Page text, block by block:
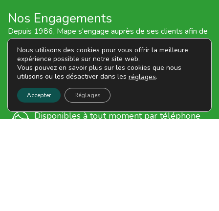
Nos Engagements
Depuis 1986, Mape s'engage auprès de ses clients afin de
vous garantir une qualité de service irréprochable.
Les prix les plus bas sur des centaines de
références
Délais de livraison rapides assurés par des
transporteurs de confiance
Disponibles à tout moment par téléphone
Nous utilisons des cookies pour vous offrir la meilleure
expérience possible sur notre site web.
Vous pouvez en savoir plus sur les cookies que nous
utilisons ou les désactiver dans les réglages.
Accepter Réglages